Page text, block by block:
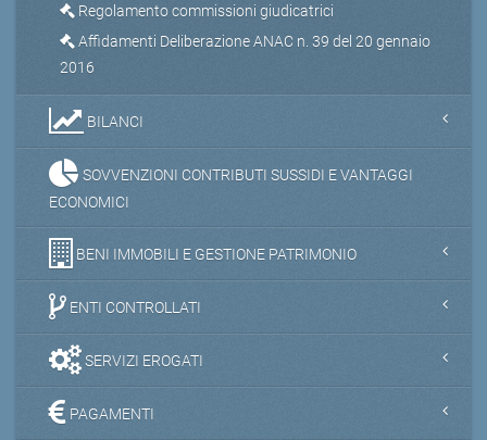
Regolamento commissioni giudicatrici
Affidamenti Deliberazione ANAC n. 39 del 20 gennaio
2016
BILANCI
SOVVENZIONI CONTRIBUTI SUSSIDI E VANTAGGI
ECONOMICI
BENI IMMOBILI E GESTIONE PATRIMONIO
ENTI CONTROLLATI
SERVIZI EROGATI
PAGAMENTI